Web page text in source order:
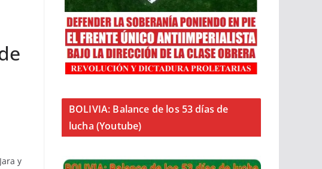
y
BOLIVIA: Balance de los 53 días de
lucha (Youtube)